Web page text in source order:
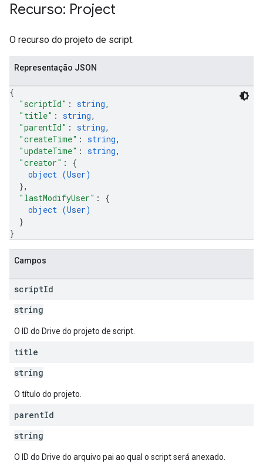
Recurso: Project
O recurso do projeto de script.
Representação JSON
{
"scriptId" : string,
"title" : string,
"parentId" : string,
"createTime" : string,
"updateTime" : string,
"creator" : {
object (User)
},
"lastModifyUser" : {
object (User)
}
}
Campos
scriptId
string
O ID do Drive do projeto de script.
title
string
O título do projeto.
parentId
string
O ID do Drive do arquivo pai ao qual o script será anexado.